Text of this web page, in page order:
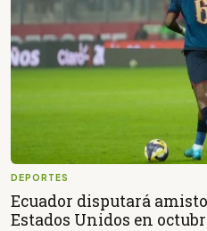
DEPORTES
Ecuador disputará
Estados Unidos en